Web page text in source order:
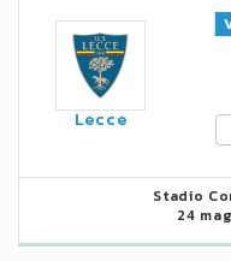
Lecce
Stadio
24